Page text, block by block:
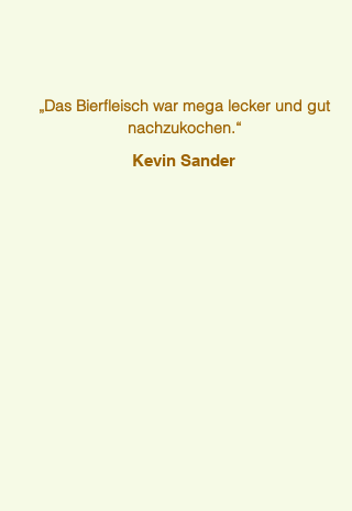
„Das Bierfleisch war mega lecker und gut
nachzukochen.“
Kevin Sander